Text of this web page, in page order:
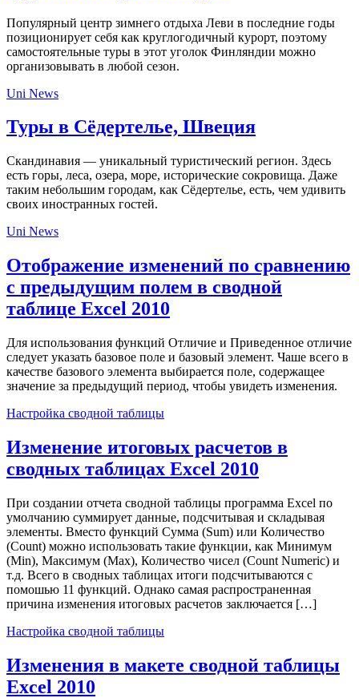
Популярный центр зимнего отдыха Леви в последние годы
позиционирует себя как круглогодичный курорт, поэтому
самостоятельные туры в этот уголок Финляндии можно
организовывать в любой сезон.
Uni News
Туры в Сёдертелье, Швеция
Скандинавия — уникальный туристический регион. Здесь
есть горы, леса, озера, море, исторические сокровища. Даже
таким небольшим городам, как Сёдертелье, есть, чем удивить
своих иностранных гостей.
Uni News
Отображение изменений по сравнению
с предыдущим полем в сводной
таблице Excel 2010
Для использования функций Отличие и Приведенное отличие
следует указать базовое поле и базовый элемент. Чаше всего в
качестве базового элемента выбирается поле, содержащее
значение за предыдущий период, чтобы увидеть изменения.
Настройка сводной таблицы
Изменение итоговых расчетов в
сводных таблицах Excel 2010
При создании отчета сводной таблицы программа Excel по
умолчанию суммирует данные, подсчитывая и складывая
элементы. Вместо функций Сумма (Sum) или Количество
(Count) можно использовать такие функции, как Минимум
(Min), Максимум (Мах), Количество чисел (Count Numeric) и
т.д. Всего в сводных таблицах итоги подсчитываются с
помошью 11 функций. Однако самая распространенная
причина изменения итоговых расчетов заключается […]
Настройка сводной таблицы
Изменения в макете сводной таблицы
Excel 2010